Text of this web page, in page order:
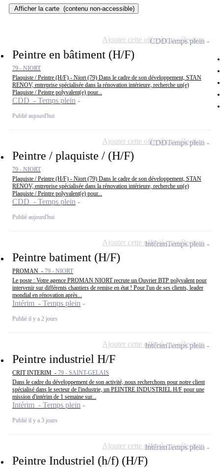
Afficher la carte (contenu non-accessible)
Peintre en bâtiment (H/F)
79 - NIORT
Plaquiste / Peintre (H/F) - Niort (79) Dans le cadre de son développement, STAN
RENOV, entreprise spécialisée dans la rénovation intérieure, recherche un(e)
Plaquiste / Peintre polyvalent(e) pour...
CDD - Temps plein
Publié aujourd'hui
CDDTemps plein
Ajouter cette offre à ma sélection
Peintre / plaquiste / (H/F)
79 - NIORT
Plaquiste / Peintre (H/F) - Niort (79) Dans le cadre de son développement, STAN
RENOV, entreprise spécialisée dans la rénovation intérieure, recherche un(e)
Plaquiste / Peintre polyvalent(e) pour...
CDD - Temps plein
Publié aujourd'hui
CDDTemps plein
Ajouter cette offre à ma sélection
Peintre batiment (H/F)
PROMAN - 79 - NIORT
Le poste : Votre agence PROMAN NIORT recrute un Ouvrier BTP polyvalent pour
intervenir sur différents chantiers de remise en état ! Pour l'un de ses clients, leader
mondial en rénovation après...
Intérim - Temps plein
Publié il y a 2 jours
IntérimTemps plein
Ajouter cette offre à ma sélection
Peintre industriel H/F
CRIT INTERIM - 79 - SAINT-GELAIS
Dans le cadre du développement de son activité, nous recherchons pour notre client
spécialisé dans le secteur de l'industrie, un PEINTRE INDUSTRIEL H/F pour une
mission d'intérim de 1 semaine sur...
Intérim - Temps plein
Publié il y a 3 jours
IntérimTemps plein
Ajouter cette offre à ma sélection
Peintre Industriel (h/f) (H/F)
IntérimTemps plein
Ajouter cette offre à ma sélection